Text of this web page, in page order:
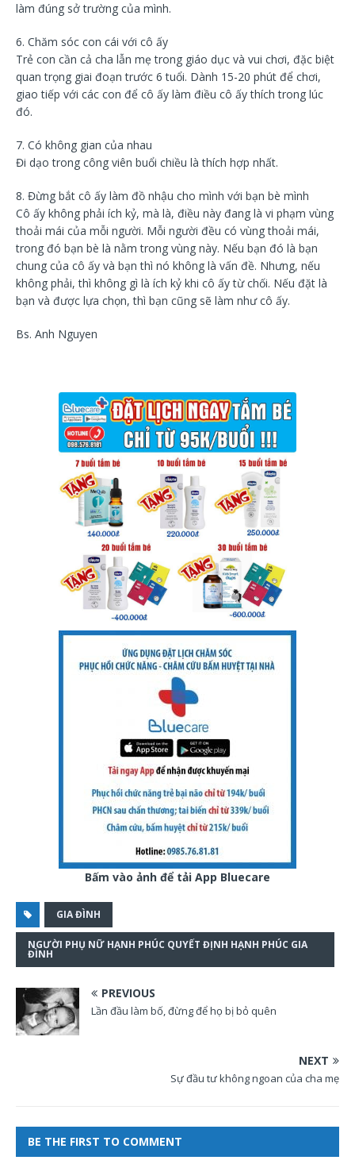
làm đúng sở trường của mình.
6. Chăm sóc con cái với cô ấy
Trẻ con cần cả cha lẫn mẹ trong giáo dục và vui chơi, đặc biệt
quan trọng giai đoạn trước 6 tuổi. Dành 15-20 phút để chơi,
giao tiếp với các con để cô ấy làm điều cô ấy thích trong lúc
đó.
7. Có không gian của nhau
Đi dạo trong công viên buổi chiều là thích hợp nhất.
8. Đừng bắt cô ấy làm đồ nhậu cho mình với bạn bè mình
Cô ấy không phải ích kỷ, mà là, điều này đang là vi phạm vùng
thoải mái của mỗi người. Mỗi người đều có vùng thoải mái,
trong đó bạn bè là nằm trong vùng này. Nếu bạn đó là bạn
chung của cô ấy và bạn thì nó không là vấn đề. Nhưng, nếu
không phải, thì không gì là ích kỷ khi cô ấy từ chối. Nếu đặt là
bạn và được lựa chọn, thì bạn cũng sẽ làm như cô ấy.
Bs. Anh Nguyen
Bấm vào ảnh để tải App Bluecare
GIA ĐÌNH
NGƯỜI PHỤ NỮ HẠNH PHÚC QUYẾT ĐỊNH HẠNH PHÚC GIA
ĐÌNH
PREVIOUS
Lần đầu làm bố, đừng để họ bị bỏ quên
NEXT
Sự đầu tư không ngoan của cha mẹ
BE THE FIRST TO COMMENT